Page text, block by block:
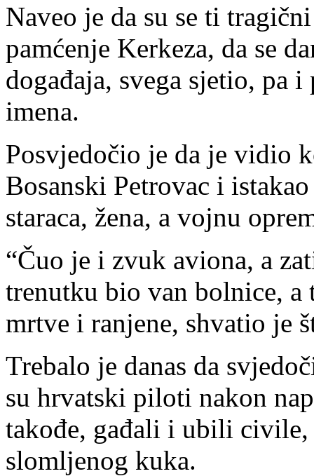
Naveo je da su se ti
pamćenje Kerkeza, da se
događaja, svega sjetio, pa
imena.
Posvjedočio je da je vidio
Bosanski Petrovac i
staraca, žena, a vojnu
“Čuo je i zvuk aviona, a
trenutku bio van bolnice,
mrtve i ranjene, shvatio je
Trebalo je danas da
su hrvatski piloti nakon
takođe, gađali i ubili civile,
slomljenog kuka.